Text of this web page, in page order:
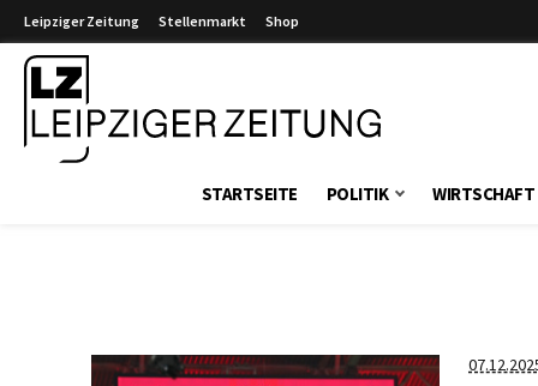
Leipziger Zeitung Stellenmarkt Shop
STARTSEITE POLITIK WIRTSCHAFT